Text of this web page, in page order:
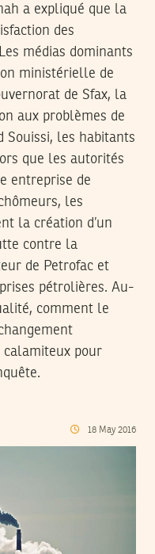
a expliqué que la
des
médias dominants
ministérielle de
de Sfax, la
aux problèmes de
Souissi, les habitants
que les autorités
entreprise de
les
la création d’un
contre la
de Petrofac et
pétrolières. Au-
comment le
pour
18 May 2016